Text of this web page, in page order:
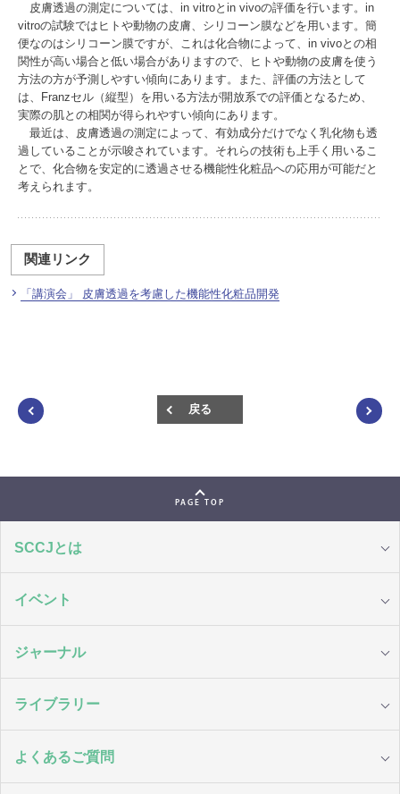
皮膚透過の測定については、in vitroとin vivoの評価を行います。in
vitroの試験ではヒトや動物の皮膚、シリコーン膜などを用います。簡
便なのはシリコーン膜ですが、これは化合物によって、in vivoとの相
関性が高い場合と低い場合がありますので、ヒトや動物の皮膚を使う
方法の方が予測しやすい傾向にあります。また、評価の方法として
は、Franzセル（縦型）を用いる方法が開放系での評価となるため、
実際の肌との相関が得られやすい傾向にあります。
最近は、皮膚透過の測定によって、有効成分だけでなく乳化物も透
過していることが示唆されています。それらの技術も上手く用いるこ
とで、化合物を安定的に透過させる機能性化粧品への応用が可能だと
考えられます。
関連リンク
「講演会」 皮膚透過を考慮した機能性化粧品開発
戻る
PAGE TOP
SCCJとは
イベント
ジャーナル
ライブラリー
よくあるご質問